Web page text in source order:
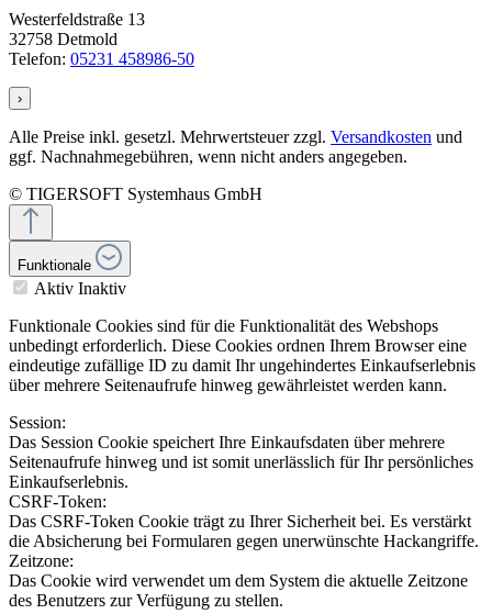
Westerfeldstraße 13
32758 Detmold
Telefon: 05231 458986-50
›
Alle Preise inkl. gesetzl. Mehrwertsteuer zzgl. Versandkosten und
ggf. Nachnahmegebühren, wenn nicht anders angegeben.
© TIGERSOFT Systemhaus GmbH
Funktionale
Aktiv Inaktiv
Funktionale Cookies sind für die Funktionalität des Webshops
unbedingt erforderlich. Diese Cookies ordnen Ihrem Browser eine
eindeutige zufällige ID zu damit Ihr ungehindertes Einkaufserlebnis
über mehrere Seitenaufrufe hinweg gewährleistet werden kann.
Session:
Das Session Cookie speichert Ihre Einkaufsdaten über mehrere
Seitenaufrufe hinweg und ist somit unerlässlich für Ihr persönliches
Einkaufserlebnis.
CSRF-Token:
Das CSRF-Token Cookie trägt zu Ihrer Sicherheit bei. Es verstärkt
die Absicherung bei Formularen gegen unerwünschte Hackangriffe.
Zeitzone:
Das Cookie wird verwendet um dem System die aktuelle Zeitzone
des Benutzers zur Verfügung zu stellen.